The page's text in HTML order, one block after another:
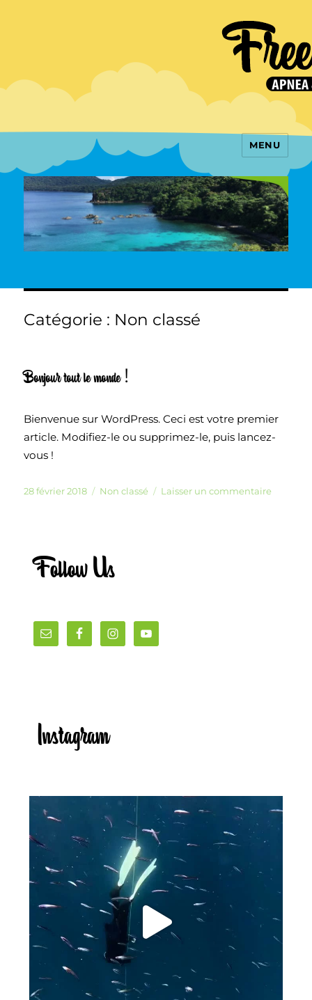
Freedive Weh
MENU
Catégorie : Non classé
Bonjour tout le monde !
Bienvenue sur WordPress. Ceci est votre premier
article. Modifiez-le ou supprimez-le, puis lancez-
vous !
Publié
28 février 2018 Catégories
Non classé Laisser un commentairesur
Follow Us
Instagram